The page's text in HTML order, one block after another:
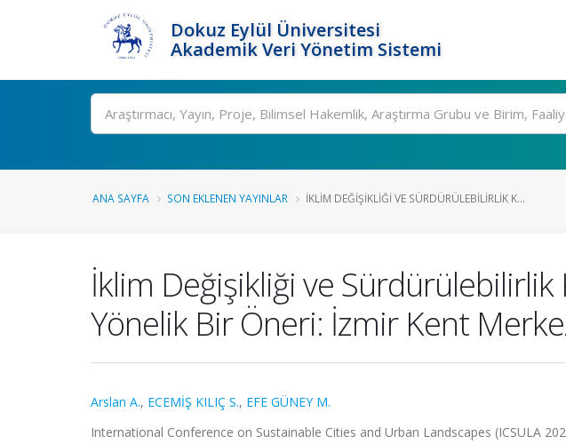
Dokuz Eylül Üniversitesi
Akademik Veri Yönetim Sistemi
Ara
ANA SAYFA SON EKLENEN YAYINLAR İKLIM DEĞIŞIKLIĞI VE SÜRDÜRÜLEBILIRLIK K...
İklim Değişikliği ve Sürdürülebilirlik
Yönelik Bir Öneri: İzmir Kent
Arslan A., ECEMİŞ KILIÇ S., EFE GÜNEY M.
International Conference on Sustainable Cities and Urban Landscapes (ICSULA